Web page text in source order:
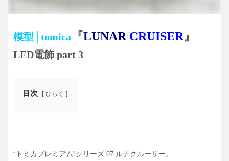
模型│tomica 『LUNAR CRUISER』
LED電飾 part 3
目次 ひらく
“トミカプレミアム”シリーズ 07 ルナクルーザー。